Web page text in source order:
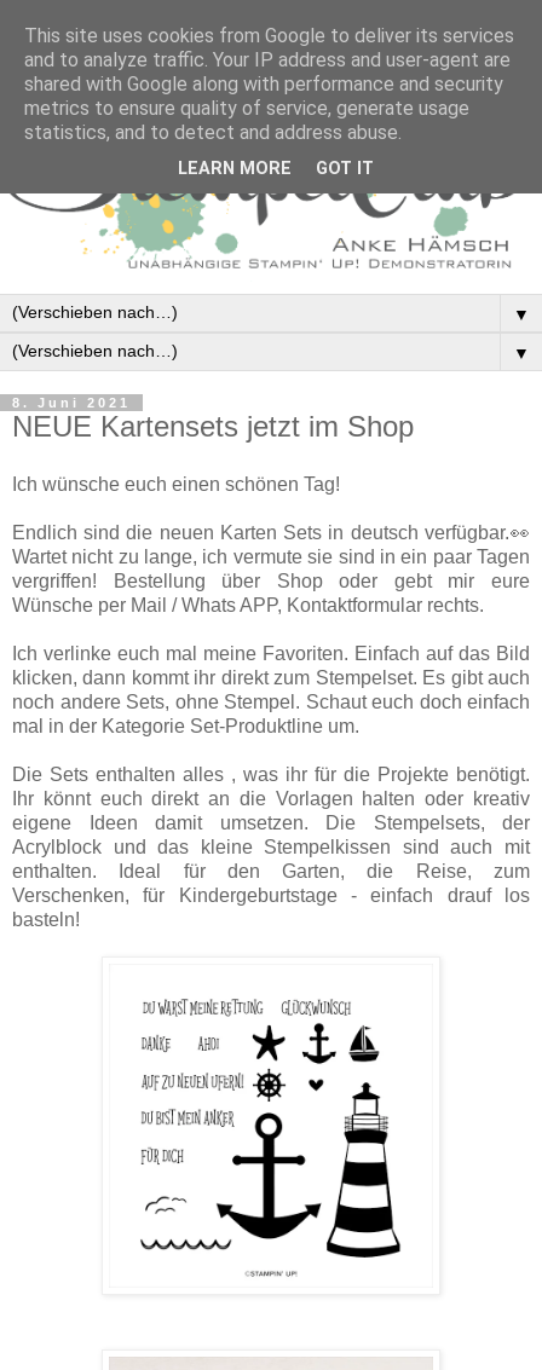
▼
▼
8. Juni 2021
NEUE Kartensets jetzt im Shop
Ich wünsche euch einen schönen Tag!
Endlich sind die neuen Karten Sets in deutsch verfügbar.👀
Wartet nicht zu lange, ich vermute sie sind in ein paar Tagen
vergriffen! Bestellung über Shop oder gebt mir eure
Wünsche per Mail / Whats APP, Kontaktformular rechts.
Ich verlinke euch mal meine Favoriten. Einfach auf das Bild
klicken, dann kommt ihr direkt zum Stempelset. Es gibt auch
noch andere Sets, ohne Stempel. Schaut euch doch einfach
mal in der Kategorie Set-Produktline um.
Die Sets enthalten alles , was ihr für die Projekte benötigt.
Ihr könnt euch direkt an die Vorlagen halten oder kreativ
eigene Ideen damit umsetzen. Die Stempelsets, der
Acrylblock und das kleine Stempelkissen sind auch mit
enthalten. Ideal für den Garten, die Reise, zum
Verschenken, für Kindergeburtstage - einfach drauf los
basteln!
This site uses cookies from Google to deliver its services
and to analyze traffic. Your IP address and user-agent are
shared with Google along with performance and security
metrics to ensure quality of service, generate usage
statistics, and to detect and address abuse.
LEARN MORE GOT IT